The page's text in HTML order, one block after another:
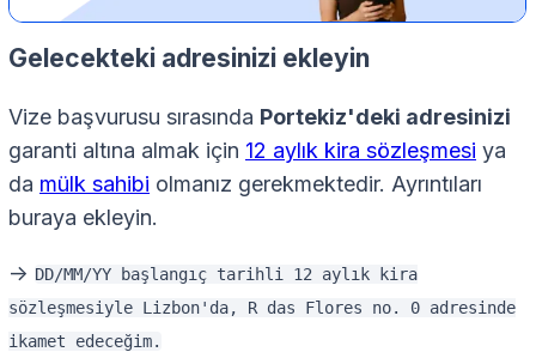
Gelecekteki adresinizi ekleyin
Vize başvurusu sırasında Portekiz'deki adresinizi
garanti altına almak için 12 aylık kira sözleşmesi ya
da mülk sahibi olmanız gerekmektedir. Ayrıntıları
buraya ekleyin.
-> DD/MM/YY başlangıç tarihli 12 aylık kira
sözleşmesiyle Lizbon'da, R das Flores no. 0 adresinde
ikamet edeceğim.